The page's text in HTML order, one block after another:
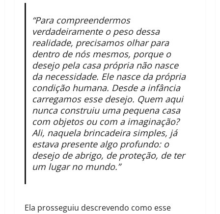
“Para compreendermos
verdadeiramente o peso dessa
realidade, precisamos olhar para
dentro de nós mesmos, porque o
desejo pela casa própria não nasce
da necessidade. Ele nasce da própria
condição humana. Desde a infância
carregamos esse desejo. Quem aqui
nunca construiu uma pequena casa
com objetos ou com a imaginação?
Ali, naquela brincadeira simples, já
estava presente algo profundo: o
desejo de abrigo, de proteção, de ter
um lugar no mundo.”
Ela prosseguiu descrevendo como esse